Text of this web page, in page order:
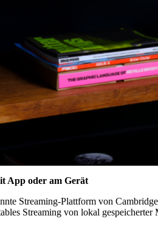
App oder am Gerät
Streaming-Plattform von
Streaming von lokal